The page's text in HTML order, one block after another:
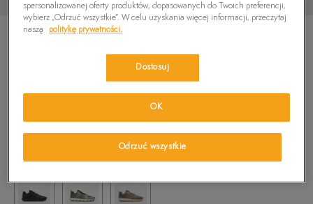
TIMBERLAND WINSOR TRAIL
319,99zł
spersonalizowanej oferty produktów, dopasowanych do Twoich preferencji,
wybierz „Odrzuć wszystkie”. W celu uzyskania więcej informacji, przeczytaj
naszą
politykę prywatności.
Dostosuj
Odrzuć wszystkie
OK